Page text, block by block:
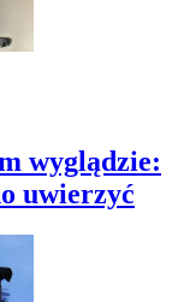
wyglądzie:
uwierzyć